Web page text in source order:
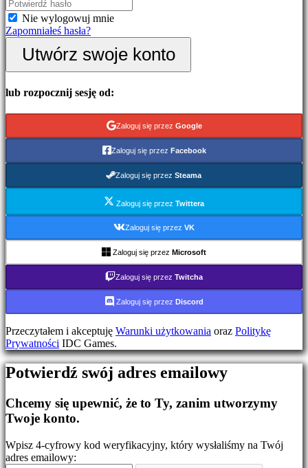
Wydarzenia
w
grze
Media
IDC
IDC
Wsparcie
Konto
się
się
hasła?
Zmień
język
AR
BS
CS
DE
EL
EN
FI
FR
Nie wylogowuj mnie
Zapomniałeś hasła?
Utwórz swoje konto
lub rozpocznij sesję od:
Zaloguj się przez Google
Zaloguj się przez Facebook
Zaloguj się przez Steama
Zaloguj się przez Twittera
Zaloguj się przez VK
Zaloguj się przez Microsoft
Zaloguj się przez Twitcha
Zaloguj się przez Discord
Przeczytałem i akceptuję Warunki użytkowania oraz Politykę
Prywatności IDC Games.
Potwierdź swój adres emailowy
Chcemy się upewnić, że to Ty, zanim utworzymy
Twoje konto.
Wpisz 4-cyfrowy kod weryfikacyjny, który wysłaliśmy na Twój
adres emailowy: